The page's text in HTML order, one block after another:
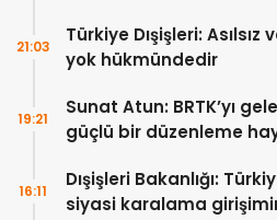
Türkiye Dışişleri: Asılsız
yok hükmündedir
21:03
Sunat Atun: BRTK’yı
güçlü bir düzenleme
19:21
Dışişleri Bakanlığı:
siyasi karalama
16:11